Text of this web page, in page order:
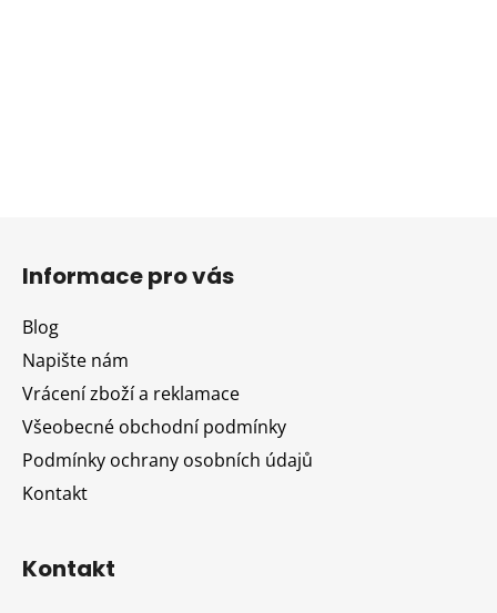
Informace pro vás
Blog
Napište nám
Vrácení zboží a reklamace
Všeobecné obchodní podmínky
Podmínky ochrany osobních údajů
Kontakt
Kontakt